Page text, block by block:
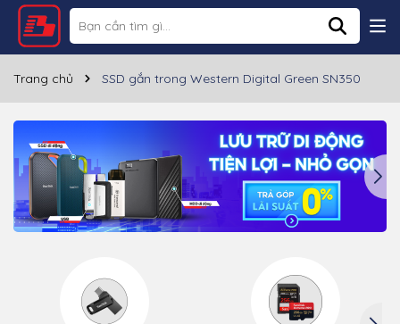
Trang chủ SSD gắn trong Western Digital Green SN350